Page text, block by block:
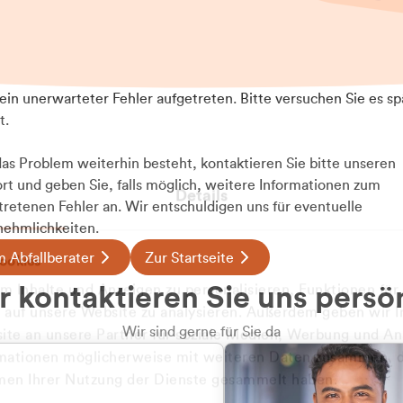
Details
Inhalte und Anzeigen zu personalisieren, Funktionen für
auf unsere Website zu analysieren. Außerdem geben wir
an unsere Partner für soziale Medien, Werbung und
möglicherweise mit weiteren Daten zusammen,
Ihrer Nutzung der Dienste gesammelt haben.
welcher
ein unerwarteter Fehler aufgetreten. Bitte versuchen Sie es
Problem weiterhin besteht, kontaktieren Sie bitte unseren
und geben Sie, falls möglich, weitere Informationen zum
Fehler an. Wir entschuldigen uns für eventuelle
Abfallberater Zur Startseite
kontaktieren Sie uns
Wir sind gerne für Sie da